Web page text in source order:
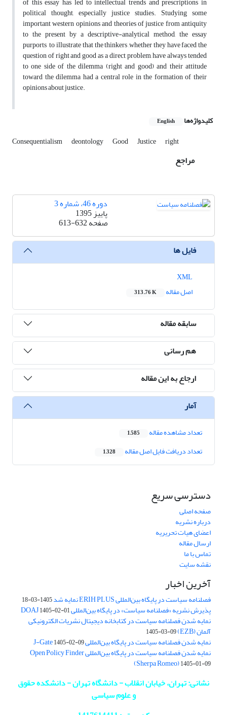
political thought, especially justice studies. Studying some
important western opinions and theories of justice from antiquity
to the present by a descriptive-analytical method, the essay
purports to illustrate that the thinkers ,whether they have faced the
question of right and good as a direct problem, have always tended
to one side of the dilemma (right and good) and their attitude
toward the dilemma had a central role in the formation of their
opinions about justice.
کلیدواژه‌ها English
Consequentialism deontology Good Justice right
مراجع
دوره 46، شماره 3
پاییز 1395
صفحه613-632
فایل ها
اصل مقاله
313.76 K
سابقه مقاله
هم رسانی
ارجاع به این مقاله
آمار
تعداد مشاهده مقاله 1,585
تعداد دریافت فایل اصل مقاله 1,328
دسترسی سریع
صفحه اصلی
درباره نشریه
اعضای هیات تحریریه
ارسال مقاله
تماس با ما
نقشه سایت
آخرین اخبار
فصلنامه سیاست در پایگاه بین‌المللی ERIH PLUS نمایه شد 1405-03-18
پذیرش نشریه «فصلنامه سیاست» در پایگاه بین‌المللی DOAJ1405-02-01
نمایه شدن فصلنامه سیاست در کتابخانه دیجیتال نشریات الکترونیکی
آلمان (EZB) 1405-03-09
نمایه شدن فصلنامه سیاست در پایگاه بین‌المللی J-Gate1405-02-09
نمایه شدن فصلنامه سیاست در پایگاه بین‌المللی Open Policy Finder
(Sherpa Romeo)1405-01-09
نشانی: تهران، خیابان انقلاب - دانشگاه تهران - دانشکده حقوق
و علوم سیاسی